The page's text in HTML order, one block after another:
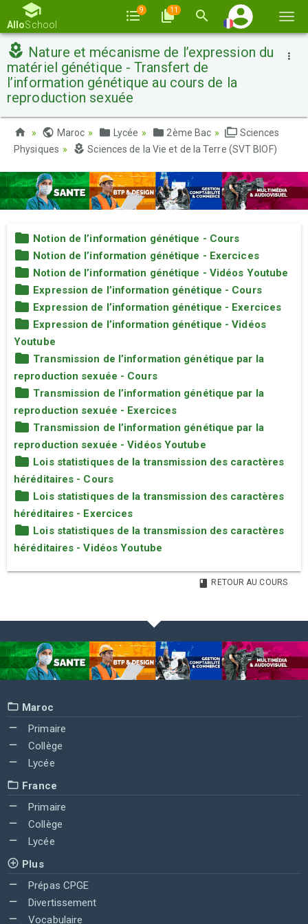
la
AlloSchool
9 11
Nature et mécanisme de l’expression du
matériel génétique - Transfert de
l’information génétique au cours de la
reproduction sexuée
Maroc Lycée 2ème Bac
Sciences
Physiques
Sciences de la Vie et de la Terre (SVT BIOF)
Notion de l’information génétique - Cours
Notion de l’information génétique - Exercices
Notion de l’information génétique - Vidéos Youtube
Expression de l’information génétique - Cours
Expression de l’information génétique - Exercices
Expression de l’information génétique - Vidéos
Youtube
Transmission de l’information génétique par la
reproduction sexuée - Cours
Transmission de l’information génétique par la
reproduction sexuée - Exercices
Transmission de l’information génétique par la
reproduction sexuée - Vidéos Youtube
Lois statistiques de la transmission des caractères
héréditaires - Cours
Lois statistiques de la transmission des caractères
héréditaires - Exercices
Lois statistiques de la transmission des caractères
héréditaires - Vidéos Youtube
RETOUR AU COURS
Maroc
Primaire
Collège
Lycée
France
Primaire
Collège
Lycée
Plus
Prépas CPGE
Divertissement
Vocabulaire